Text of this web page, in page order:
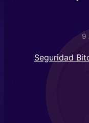
9
Seguridad